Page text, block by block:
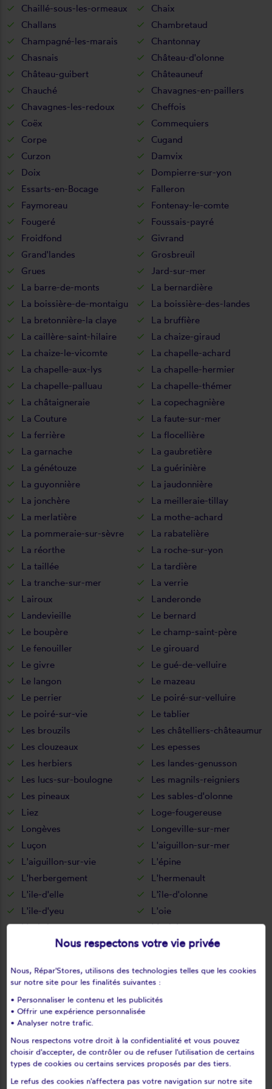
Chaillé-sous-les-ormeaux
Chaix
Challans
Chambretaud
Champagné-les-marais
Chantonnay
Chasnais
Château-d'olonne
Château-guibert
Châteauneuf
Chauché
Chavagnes-en-paillers
Chavagnes-les-redoux
Cheffois
Coëx
Commequiers
Corpe
Cugand
Curzon
Damvix
Doix
Dompierre-sur-yon
Essarts-en-Bocage
Falleron
Faymoreau
Fontenay-le-comte
Fougeré
Foussais-payré
Froidfond
Givrand
Grand'landes
Grosbreuil
Grues
Jard-sur-mer
La barre-de-monts
La bernardière
La boissière-de-montaigu
La boissière-des-landes
La bretonnière-la claye
La bruffière
La caillère-saint-hilaire
La chaize-giraud
La chaize-le-vicomte
La chapelle-achard
La chapelle-aux-lys
La chapelle-hermier
La chapelle-palluau
La chapelle-thémer
La châtaigneraie
La copechagnière
La Couture
La faute-sur-mer
La ferrière
La flocellière
La garnache
La gaubretière
La génétouze
La guérinière
La guyonnière
La jaudonnière
La jonchère
La meilleraie-tillay
La merlatière
La mothe-achard
La pommeraie-sur-sèvre
La rabatelière
La réorthe
La roche-sur-yon
La taillée
La tardière
La tranche-sur-mer
La verrie
Lairoux
Landeronde
Landevieille
Le bernard
Le boupère
Le champ-saint-père
Le fenouiller
Le girouard
Le givre
Le gué-de-velluire
Le langon
Le mazeau
Le perrier
Le poiré-sur-velluire
Le poiré-sur-vie
Le tablier
Les brouzils
Les châtelliers-châteaumur
Les clouzeaux
Les epesses
Les herbiers
Les landes-genusson
Les lucs-sur-boulogne
Les magnils-reigniers
Les pineaux
Les sables-d'olonne
Liez
Loge-fougereuse
Longèves
Longeville-sur-mer
Luçon
L'aiguillon-sur-mer
L'aiguillon-sur-vie
L'épine
L'herbergement
L'hermenault
L'ile-d'elle
L'île-d'olonne
L'ile-d'yeu
L'oie
L'orbrie
Maché
Maillezais
Marillet
Marsais-sainte-radégonde
Mervent
Monsireigne
Montournais
Montreuil
Montréverd
Moreilles
Nous respectons votre vie privée
Nous, Répar'Stores, utilisons des technologies telles que les cookies
sur notre site pour les finalités suivantes :
• Personnaliser le contenu et les publicités
• Offrir une expérience personnalisée
• Analyser notre trafic.
Nous respectons votre droit à la confidentialité et vous pouvez
choisir d'accepter, de contrôler ou de refuser l'utilisation de certains
types de cookies ou certains services proposés par des tiers.
Le refus des cookies n'affectera pas votre navigation sur notre site